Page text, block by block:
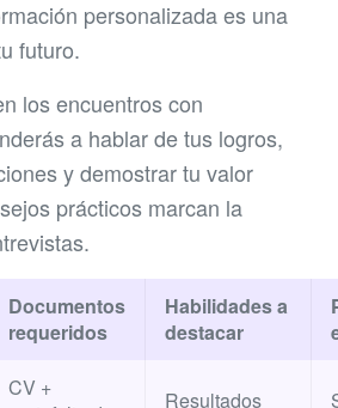
personalizada es una
futuro.
los encuentros con
a hablar de tus logros,
y demostrar tu valor
prácticos marcan la
Documentos
requeridos
Habilidades a
destacar
CV +
Resultados